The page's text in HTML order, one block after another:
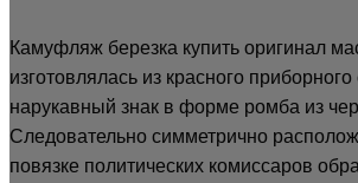
Камуфляж березка купить оригинал
изготовлялась из красного
нарукавный знак в форме ромба из
Следовательно симметрично
повязке политических комиссаров